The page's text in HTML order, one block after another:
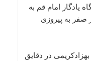
یادگار امام قم به
تیم سایپا رفت که با نتیجه 4 بر صفر به پیروزی
دقایق یک و 73 و فرید بهزادکریمی در دقایق